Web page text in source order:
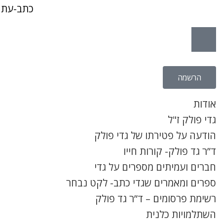
כתב-עת
הרשמה
אודות
גדי פולק ז"ל
הודעה על פטירתו של גדי פולק
ד”ר גד פולק- קורות חייו
חברים ועמיתים מספרים על גדי
ספרים ומאמרים שגדי כתב- לקט נבחר
רשימת פרסומים – ד”ר גד פולק
השתלמויות כלנית